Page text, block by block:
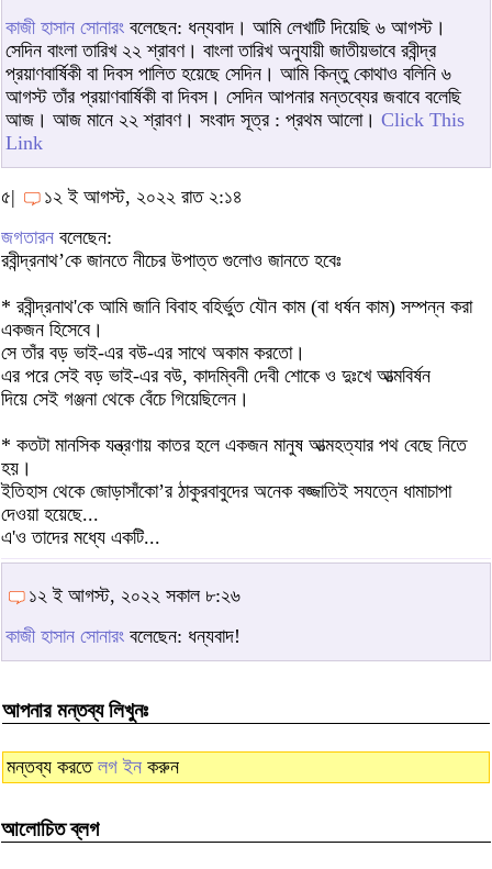
কাজী হাসান সোনারং বলেছেন: ধন্যবাদ। আমি লেখাটি দিয়েছি ৬ আগস্ট।
সেদিন বাংলা তারিখ ২২ শ্রাবণ। বাংলা তারিখ অনুযায়ী জাতীয়ভাবে রবীন্দ্র
প্রয়াণবার্ষিকী বা দিবস পালিত হয়েছে সেদিন। আমি কিন্তু কোথাও বলিনি ৬
আগস্ট তাঁর প্রয়াণবার্ষিকী বা দিবস। সেদিন আপনার মন্তব্যের জবাবে বলেছি
আজ। আজ মানে ২২ শ্রাবণ। সংবাদ সূত্র : প্রথম আলো। Click This
Link
৫|
১২ ই আগস্ট, ২০২২ রাত ২:১৪
জগতারন বলেছেন:
রবীন্দ্রনাথ’কে জানতে নীচের উপাত্ত গুলোও জানতে হবেঃ
* রবীন্দ্রনাথ'কে আমি জানি বিবাহ বহির্ভুত যৌন কাম (বা ধর্ষন কাম) সম্পন্ন করা
একজন হিসেবে।
সে তাঁর বড় ভাই-এর বউ-এর সাথে অকাম করতো।
এর পরে সেই বড় ভাই-এর বউ, কাদম্বিনী দেবী শোকে ও দুঃখে আত্মবির্ষন
দিয়ে সেই গঞ্জনা থেকে বেঁচে গিয়েছিলেন।
* কতটা মানসিক যন্ত্রণায় কাতর হলে একজন মানুষ আত্মহত্যার পথ বেছে নিতে
হয়।
ইতিহাস থেকে জোড়াসাঁকো’র ঠাকুরবাবুদের অনেক বজ্জাতিই সযত্নে ধামাচাপা
দেওয়া হয়েছে...
এ'ও তাদের মধ্যে একটি...
১২ ই আগস্ট, ২০২২ সকাল ৮:২৬
কাজী হাসান সোনারং বলেছেন: ধন্যবাদ!
আপনার মন্তব্য লিখুনঃ
মন্তব্য করতে লগ ইন করুন
আলোচিত ব্লগ